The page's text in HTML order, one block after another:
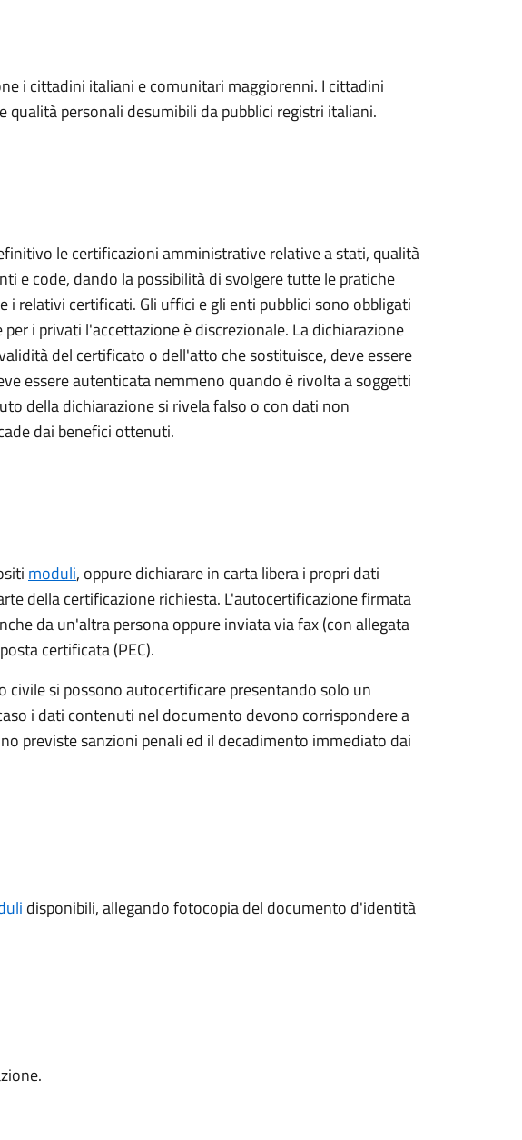
i cittadini italiani e comunitari maggiorenni. I cittadini
personali desumibili da pubblici registri italiani.
le certificazioni amministrative relative a stati, qualità
e code, dando la possibilità di svolgere tutte le pratiche
relativi certificati. Gli uffici e gli enti pubblici sono obbligati
i privati l'accettazione è discrezionale. La dichiarazione
del certificato o dell'atto che sostituisce, deve essere
essere autenticata nemmeno quando è rivolta a soggetti
della dichiarazione si rivela falso o con dati non
dai benefici ottenuti.
moduli, oppure dichiarare in carta libera i propri dati
della certificazione richiesta. L'autocertificazione firmata
da un'altra persona oppure inviata via fax (con allegata
certificata (PEC).
civile si possono autocertificare presentando solo un
i dati contenuti nel documento devono corrispondere a
previste sanzioni penali ed il decadimento immediato dai
disponibili, allegando fotocopia del documento d'identità